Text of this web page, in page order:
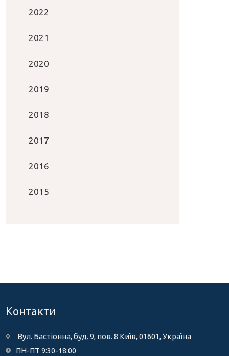
2022
2021
2020
2019
2018
2017
2016
2015
Контакти
Вул. Бастіонна, буд. 9, пов. 8 Київ, 01601, Україна
ПН-ПТ 9:30-18:00